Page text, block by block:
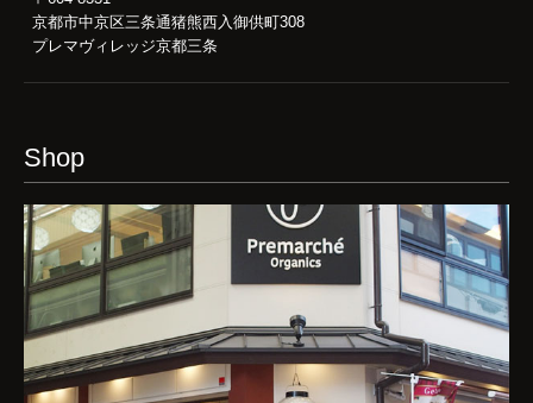
京都市中京区三条通猪熊西入御供町308
プレマヴィレッジ京都三条
Shop